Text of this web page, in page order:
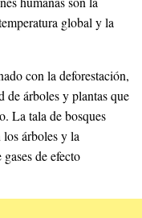
global y la
con la deforestación,
de árboles y plantas que
La tala de bosques
árboles y la
de efecto